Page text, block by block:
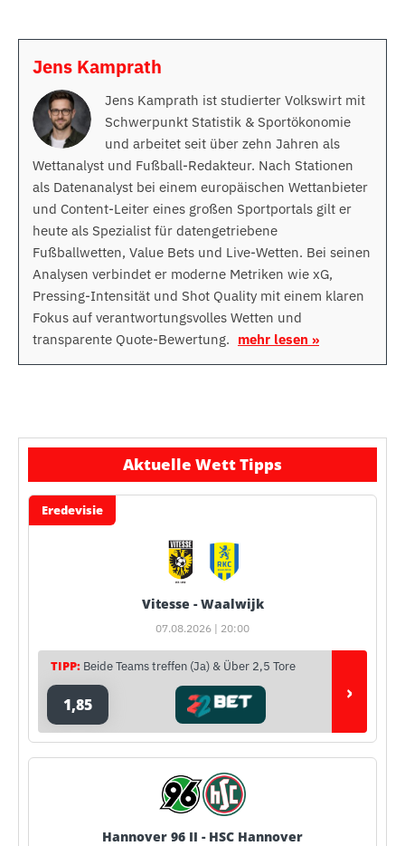
Jens Kamprath
Jens Kamprath ist studierter Volkswirt mit
Schwerpunkt Statistik & Sportökonomie
und arbeitet seit über zehn Jahren als
Wettanalyst und Fußball-Redakteur. Nach Stationen
als Datenanalyst bei einem europäischen Wettanbieter
und Content-Leiter eines großen Sportportals gilt er
heute als Spezialist für datengetriebene
Fußballwetten, Value Bets und Live-Wetten. Bei seinen
Analysen verbindet er moderne Metriken wie xG,
Pressing-Intensität und Shot Quality mit einem klaren
Fokus auf verantwortungsvolles Wetten und
transparente Quote-Bewertung. mehr lesen »
Aktuelle Wett Tipps
Eredevisie
Vitesse - Waalwijk
07.08.2026 | 20:00
TIPP: Beide Teams treffen (Ja) & Über 2,5 Tore
1,85 ›
Hannover 96 II - HSC Hannover